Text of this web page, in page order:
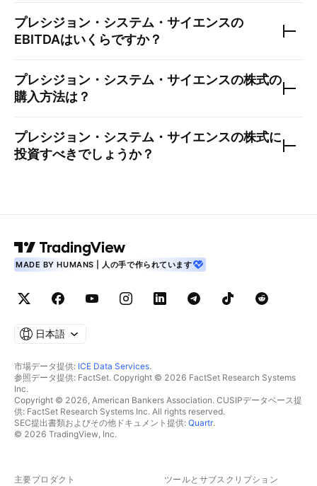
プレシジョン・システム・サイエンスの
EBITDAはいくらですか？
プレシジョン・システム・サイエンスの株式の
購入方法は？
プレシジョン・システム・サイエンスの株式に
投資すべきでしょうか？
MADE BY HUMANS | 人の手で作られています
日本語
市場データ提供: ICE Data Services.
参照データ提供: FactSet. Copyright © 2026 FactSet Research Systems
Inc.
Copyright © 2026, American Bankers Association. CUSIPデータベース提
供: FactSet Research Systems Inc. All rights reserved.
SEC提出書類およびその他ドキュメント提供: Quartr.
© 2026 TradingView, Inc.
主要プロダクト ツールとサブスクリプション